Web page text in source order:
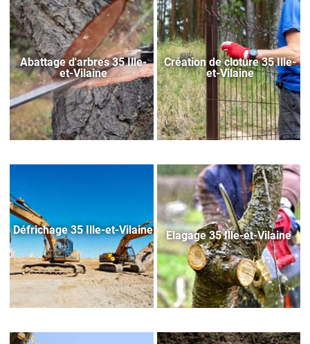
Abattage d'arbres 35 Ille-
et-Vilaine
Création de cloture 35 Ille-
et-Vilaine
Défrichage 35 Ille-et-Vilaine Elagage 35 Ille-et-Vilaine